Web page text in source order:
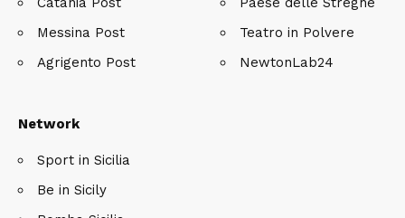
Messina Post
Agrigento Post
Teatro in Polvere
NewtonLab24
Network
Sport in Sicilia
Be in Sicily